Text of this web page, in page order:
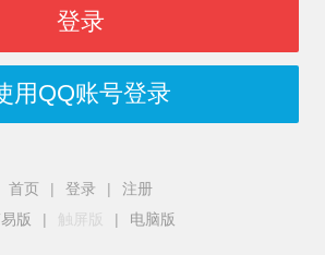
登录
用QQ账号登录
首页 | 登录 |
注册
版
| 触屏版 | 电脑版